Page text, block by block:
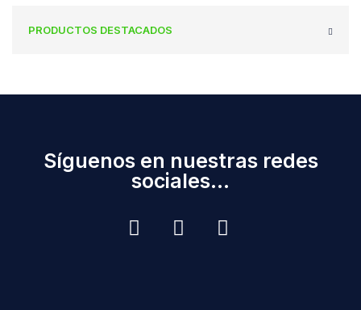
PRODUCTOS DESTACADOS
Síguenos en nuestras redes
sociales...